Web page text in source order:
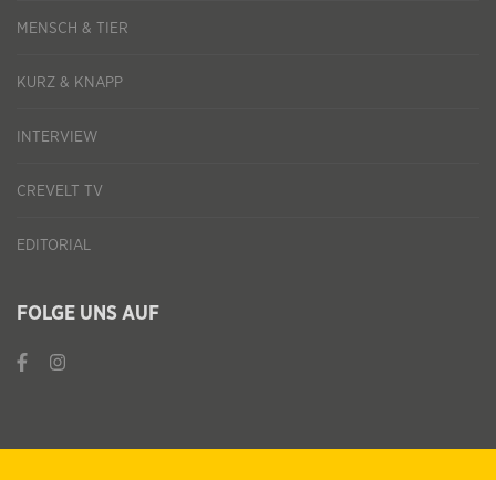
MENSCH & TIER
KURZ & KNAPP
INTERVIEW
CREVELT TV
EDITORIAL
FOLGE UNS AUF